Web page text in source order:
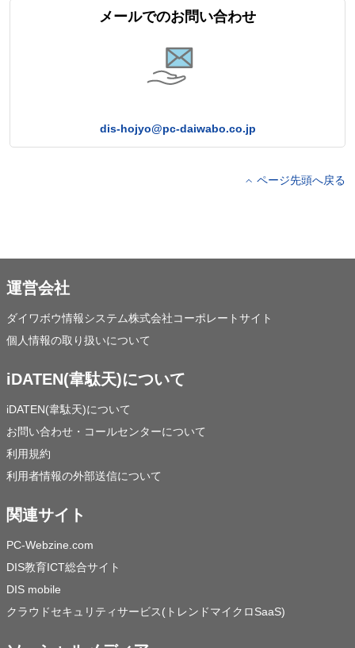
メールでのお問い合わせ
dis-hojyo@pc-daiwabo.co.jp
ページ先頭へ戻る
運営会社
ダイワボウ情報システム株式会社コーポレートサイト
個人情報の取り扱いについて
iDATEN(韋駄天)について
iDATEN(韋駄天)について
お問い合わせ・コールセンターについて
利用規約
利用者情報の外部送信について
関連サイト
PC-Webzine.com
DIS教育ICT総合サイト
DIS mobile
クラウドセキュリティサービス(トレンドマイクロSaaS)